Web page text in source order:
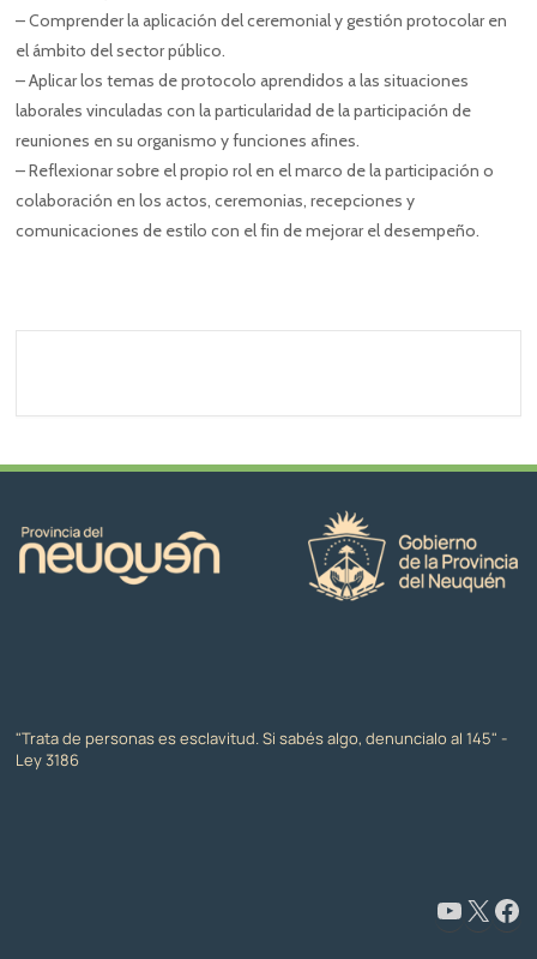
– Comprender la aplicación del ceremonial y gestión protocolar en
el ámbito del sector público.
– Aplicar los temas de protocolo aprendidos a las situaciones
laborales vinculadas con la particularidad de la participación de
reuniones en su organismo y funciones afines.
– Reflexionar sobre el propio rol en el marco de la participación o
colaboración en los actos, ceremonias, recepciones y
comunicaciones de estilo con el fin de mejorar el desempeño.
"Trata de personas es esclavitud. Si sabés algo, denuncialo al 145" -
Ley 3186
www.youtube.com/@CapacitaciónyFormaciónNeuquén X Facebook